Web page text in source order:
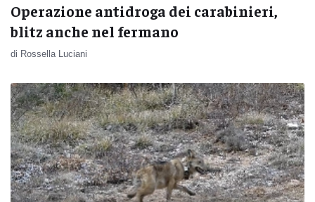
Operazione antidroga dei carabinieri,
blitz anche nel fermano
di Rossella Luciani